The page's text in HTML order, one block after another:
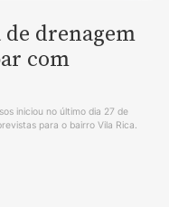
drenagem
com
iniciou no último dia 27 de
para o bairro Vila Rica.